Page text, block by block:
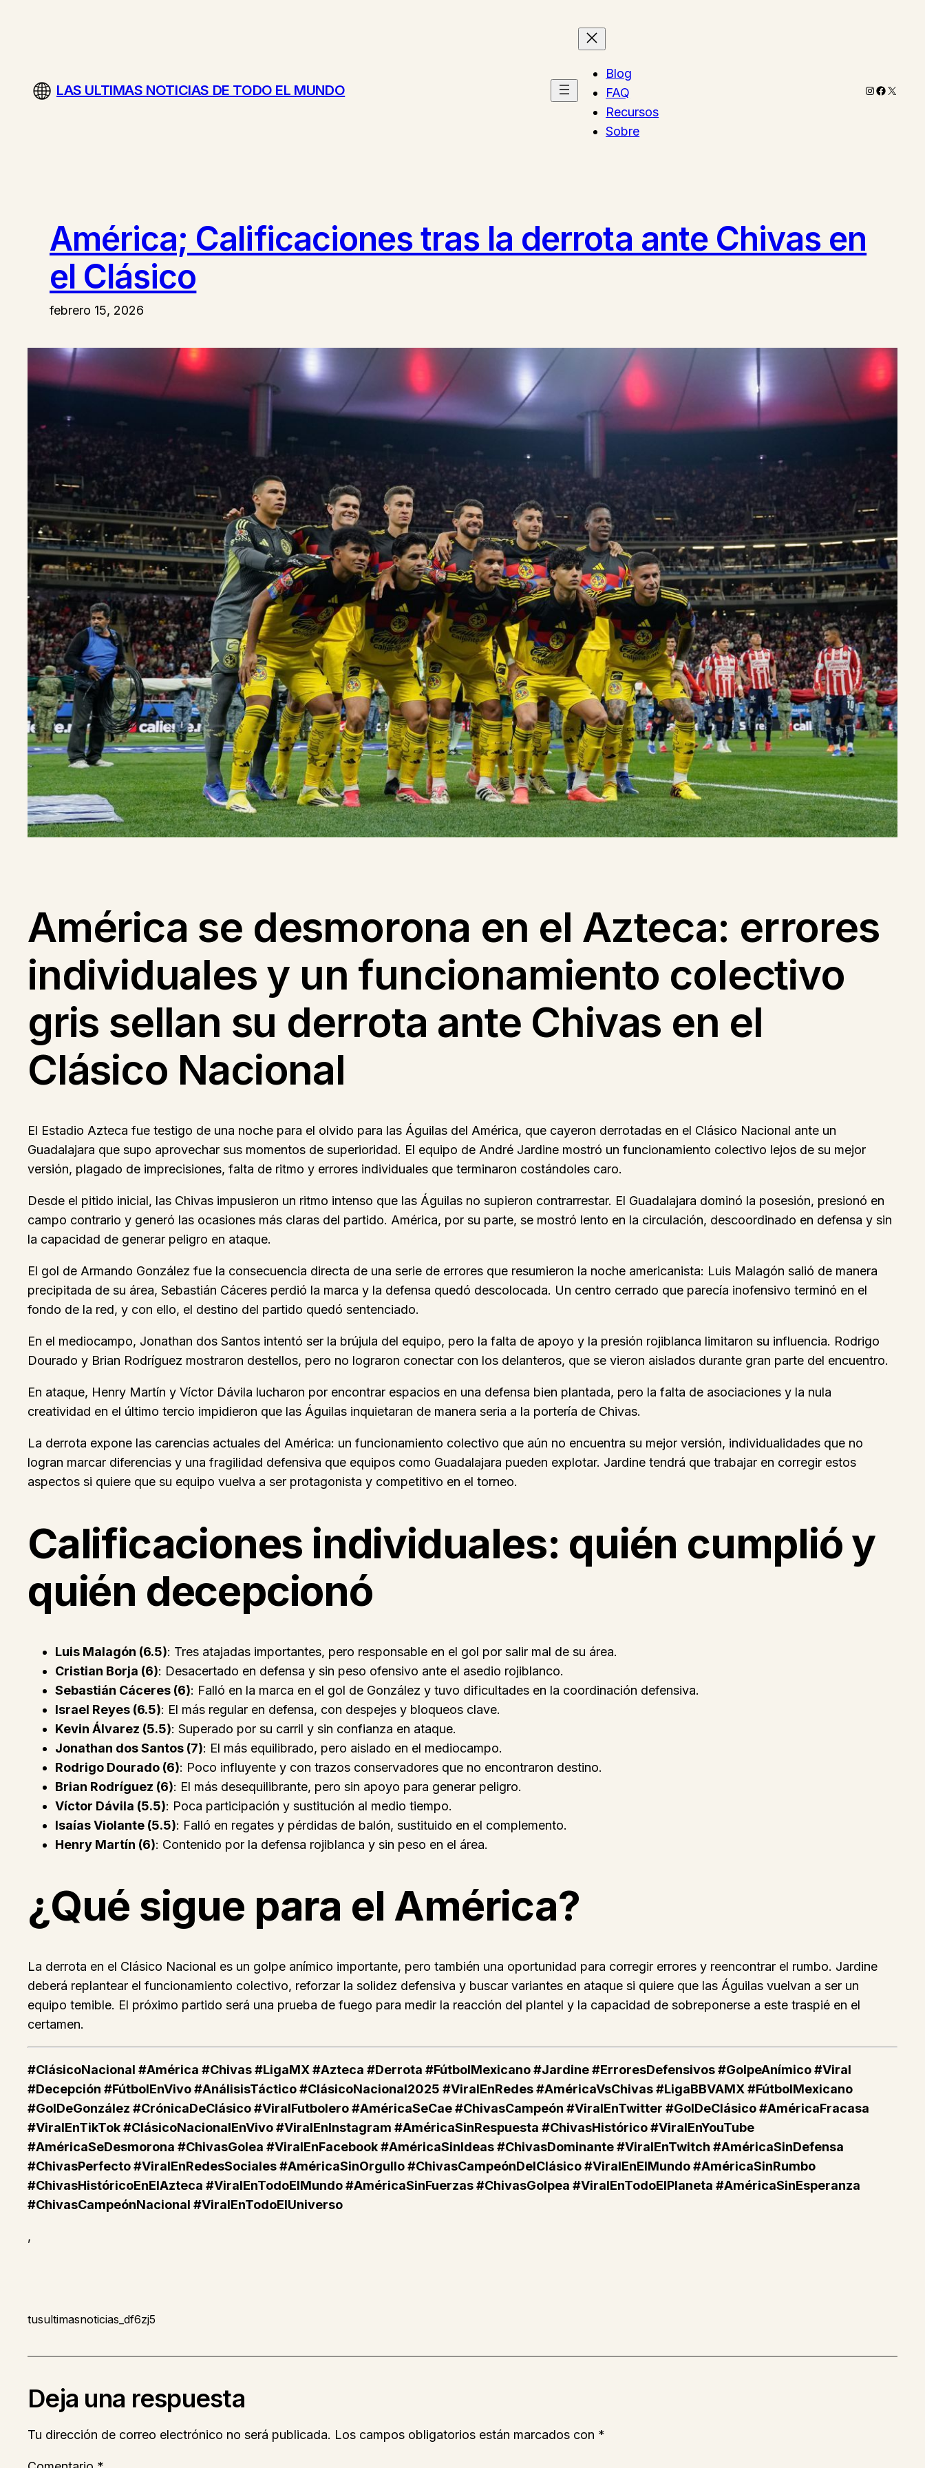
LAS ULTIMAS NOTICIAS DE TODO EL MUNDO
Blog
FAQ
Recursos
Sobre
Instagram
X
América; Calificaciones tras la derrota ante Chivas en
el Clásico
febrero 15, 2026
América se desmorona en el Azteca: errores
individuales y un funcionamiento colectivo
gris sellan su derrota ante Chivas en el
Clásico Nacional
El Estadio Azteca fue testigo de una noche para el olvido para las Águilas del América, que cayeron derrotadas en el Clásico Nacional ante un
Guadalajara que supo aprovechar sus momentos de superioridad. El equipo de André Jardine mostró un funcionamiento colectivo lejos de su mejor
versión, plagado de imprecisiones, falta de ritmo y errores individuales que terminaron costándoles caro.
Desde el pitido inicial, las Chivas impusieron un ritmo intenso que las Águilas no supieron contrarrestar. El Guadalajara dominó la posesión, presionó en
campo contrario y generó las ocasiones más claras del partido. América, por su parte, se mostró lento en la circulación, descoordinado en defensa y sin
la capacidad de generar peligro en ataque.
El gol de Armando González fue la consecuencia directa de una serie de errores que resumieron la noche americanista: Luis Malagón salió de manera
precipitada de su área, Sebastián Cáceres perdió la marca y la defensa quedó descolocada. Un centro cerrado que parecía inofensivo terminó en el
fondo de la red, y con ello, el destino del partido quedó sentenciado.
En el mediocampo, Jonathan dos Santos intentó ser la brújula del equipo, pero la falta de apoyo y la presión rojiblanca limitaron su influencia. Rodrigo
Dourado y Brian Rodríguez mostraron destellos, pero no lograron conectar con los delanteros, que se vieron aislados durante gran parte del encuentro.
En ataque, Henry Martín y Víctor Dávila lucharon por encontrar espacios en una defensa bien plantada, pero la falta de asociaciones y la nula
creatividad en el último tercio impidieron que las Águilas inquietaran de manera seria a la portería de Chivas.
La derrota expone las carencias actuales del América: un funcionamiento colectivo que aún no encuentra su mejor versión, individualidades que no
logran marcar diferencias y una fragilidad defensiva que equipos como Guadalajara pueden explotar. Jardine tendrá que trabajar en corregir estos
aspectos si quiere que su equipo vuelva a ser protagonista y competitivo en el torneo.
Calificaciones individuales: quién cumplió y
quién decepcionó
Luis Malagón (6.5): Tres atajadas importantes, pero responsable en el gol por salir mal de su área.
Cristian Borja (6): Desacertado en defensa y sin peso ofensivo ante el asedio rojiblanco.
Sebastián Cáceres (6): Falló en la marca en el gol de González y tuvo dificultades en la coordinación defensiva.
Israel Reyes (6.5): El más regular en defensa, con despejes y bloqueos clave.
Kevin Álvarez (5.5): Superado por su carril y sin confianza en ataque.
Jonathan dos Santos (7): El más equilibrado, pero aislado en el mediocampo.
Rodrigo Dourado (6): Poco influyente y con trazos conservadores que no encontraron destino.
Brian Rodríguez (6): El más desequilibrante, pero sin apoyo para generar peligro.
Víctor Dávila (5.5): Poca participación y sustitución al medio tiempo.
Isaías Violante (5.5): Falló en regates y pérdidas de balón, sustituido en el complemento.
Henry Martín (6): Contenido por la defensa rojiblanca y sin peso en el área.
¿Qué sigue para el América?
La derrota en el Clásico Nacional es un golpe anímico importante, pero también una oportunidad para corregir errores y reencontrar el rumbo. Jardine
deberá replantear el funcionamiento colectivo, reforzar la solidez defensiva y buscar variantes en ataque si quiere que las Águilas vuelvan a ser un
equipo temible. El próximo partido será una prueba de fuego para medir la reacción del plantel y la capacidad de sobreponerse a este traspié en el
certamen.
#ClásicoNacional #América #Chivas #LigaMX #Azteca #Derrota #FútbolMexicano #Jardine #ErroresDefensivos #GolpeAnímico #Viral
#Decepción #FútbolEnVivo #AnálisisTáctico #ClásicoNacional2025 #ViralEnRedes #AméricaVsChivas #LigaBBVAMX #FútbolMexicano
#GolDeGonzález #CrónicaDeClásico #ViralFutbolero #AméricaSeCae #ChivasCampeón #ViralEnTwitter #GolDeClásico #AméricaFracasa
#ViralEnTikTok #ClásicoNacionalEnVivo #ViralEnInstagram #AméricaSinRespuesta #ChivasHistórico #ViralEnYouTube
#AméricaSeDesmorona #ChivasGolea #ViralEnFacebook #AméricaSinIdeas #ChivasDominante #ViralEnTwitch #AméricaSinDefensa
#ChivasPerfecto #ViralEnRedesSociales #AméricaSinOrgullo #ChivasCampeónDelClásico #ViralEnElMundo #AméricaSinRumbo
#ChivasHistóricoEnElAzteca #ViralEnTodoElMundo #AméricaSinFuerzas #ChivasGolpea #ViralEnTodoElPlaneta #AméricaSinEsperanza
#ChivasCampeónNacional #ViralEnTodoElUniverso
,
tusultimasnoticias_df6zj5
Deja una respuesta
Tu dirección de correo electrónico no será publicada. Los campos obligatorios están marcados con *